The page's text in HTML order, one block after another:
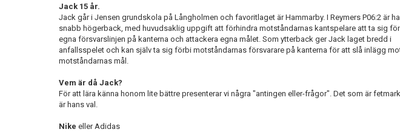
Jack 15 år.
Jack går i Jensen grundskola på Långholmen och favoritlaget är Hammarby. I Reymers P06:2 är
snabb högerback, med huvudsaklig uppgift att förhindra motståndarnas kantspelare att ta sig
egna försvarslinjen på kanterna och attackera egna målet. Som ytterback ger Jack laget bredd i
anfallsspelet och kan själv ta sig förbi motståndarnas försvarare på kanterna för att slå inlägg
motståndarnas mål.
Vem är då Jack?
För att lära känna honom lite bättre presenterar vi några "antingen eller-frågor". Det som är
är hans val.
Nike eller Adidas